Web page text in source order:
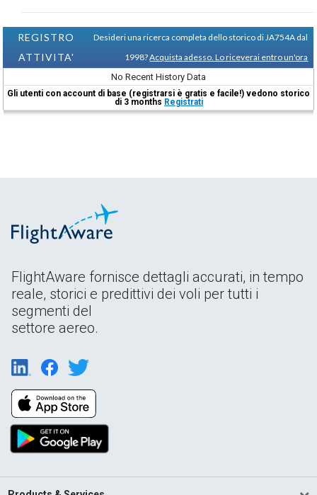
REGISTRO
ATTIVITA'
Desideri una ricerca completa dello storico di JA754A dal
1998?Acquista adesso. Lo riceverai entro un'ora
No Recent History Data
Gli utenti con account di base (registrarsi è gratis e facile!) vedono storico
di 3 months Registrati
FlightAware fornisce dettagli accurati, in tempo
reale, storici e predittivi dei voli per tutti i
segmenti del
settore aereo.